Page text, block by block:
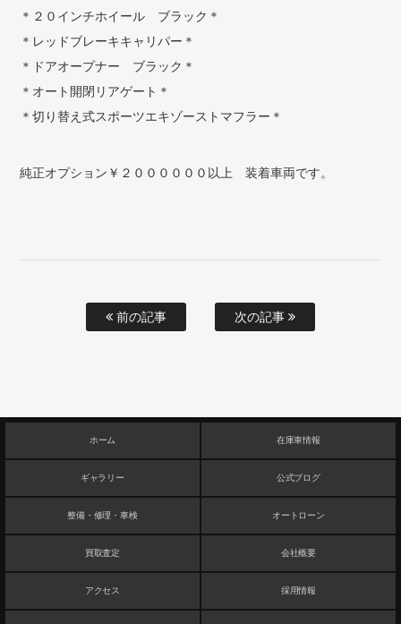
＊２０インチホイール ブラック＊
＊レッドブレーキキャリパー＊
＊ドアオープナー ブラック＊
＊オート開閉リアゲート＊
＊切り替え式スポーツエキゾーストマフラー＊
純正オプション￥２００００００以上 装着車両です。
前の記事 次の記事
ホーム 在庫車情報
ギャラリー 公式ブログ
整備・修理・車検 オートローン
買取査定 会社概要
アクセス 採用情報